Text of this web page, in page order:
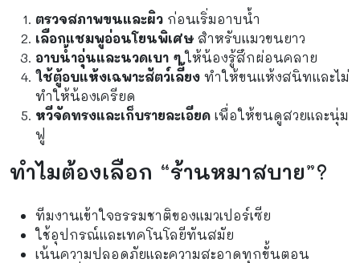
ตรวจสภาพขนและผิว ก่อนเริ่มอาบน้ำ
เลือกแชมพูอ่อนโยนพิเศษ สำหรับแมวขนยาว
อาบน้ำอุ่นและนวดเบา ๆให้น้องรู้สึกผ่อนคลาย
ใช้ตู้อบแห้งเฉพาะสัตว์เลี้ยง ทำให้ขนแห้งสนิทและไม่
ทำให้น้องเครียด
หวีจัดทรงและเก็บรายละเอียด เพื่อให้ขนดูสวยและนุ่ม
ฟู
ทำไมต้องเลือก “ร้านหมาสบาย”?
ทีมงานเข้าใจธรรมชาติของแมวเปอร์เซีย
ใช้อุปกรณ์และเทคโนโลยีทันสมัย
เน้นความปลอดภัยและความสะอาดทุกขั้นตอน